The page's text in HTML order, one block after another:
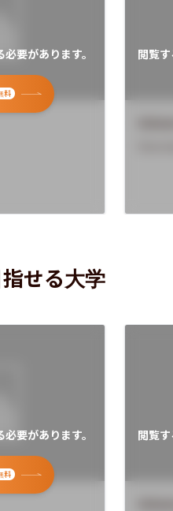
要があります。
料
閲覧
せる大学
要があります。
料
閲覧